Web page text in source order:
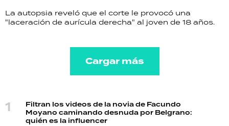
La autopsia reveló que el corte le provocó una
"laceración de aurícula derecha" al joven de 18 años.
Cargar más
Filtran los videos de la novia de Facundo
Moyano caminando desnuda por Belgrano:
quién es la influencer